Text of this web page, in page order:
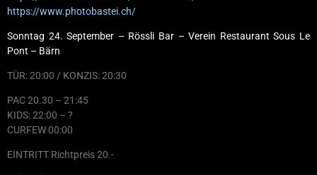
https://www.photobastei.ch/
Sonntag 24. September – Rössli Bar – Verein Restaurant Sous Le
Pont – Bärn
TÜR: 20:00 / KONZIS: 20:30
PAC 20.30 – 21:45
KIDS: 22:00 – ?
CURFEW 00:00
EINTRITT Richtpreis 20.-